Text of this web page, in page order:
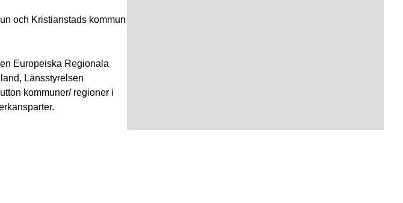
och Kristianstads kommun
Europeiska Regionala
Länsstyrelsen
kommuner/ regioner i